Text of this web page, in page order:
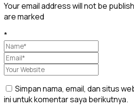
Your email address will not be
are marked
*
Simpan nama, email, dan situs
ini untuk komentar saya berikutnya.